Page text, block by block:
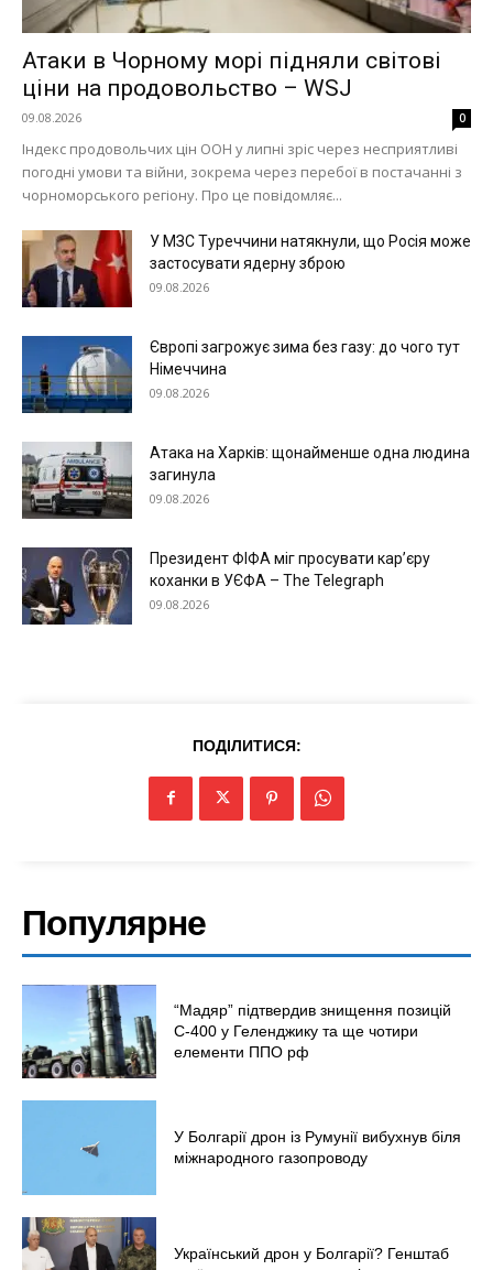
Атаки в Чорному морі підняли світові
ціни на продовольство – WSJ
09.08.2026 0
Індекс продовольчих цін ООН у липні зріс через несприятливі
погодні умови та війни, зокрема через перебої в постачанні з
чорноморського регіону. Про це повідомляє...
У МЗС Туреччини натякнули, що Росія може
застосувати ядерну зброю
09.08.2026
Європі загрожує зима без газу: до чого тут
Німеччина
09.08.2026
Атака на Харків: щонайменше одна людина
загинула
09.08.2026
Президент ФІФА міг просувати кар’єру
коханки в УЄФА – The Telegraph
09.08.2026
ПОДІЛИТИСЯ:
Популярне
“Мадяр” підтвердив знищення позицій
С-400 у Геленджику та ще чотири
елементи ППО рф
У Болгарії дрон із Румунії вибухнув біля
міжнародного газопроводу
Український дрон у Болгарії? Генштаб